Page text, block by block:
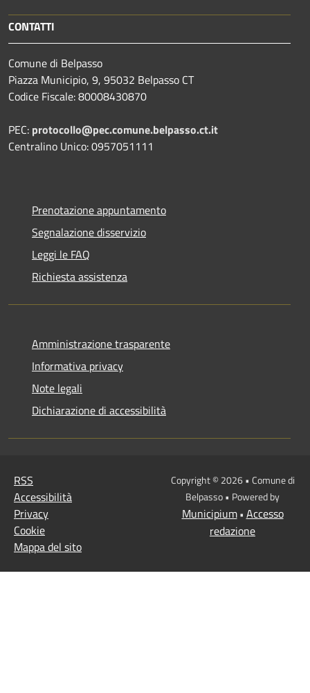
CONTATTI
Comune di Belpasso
Piazza Municipio, 9, 95032 Belpasso CT
Codice Fiscale: 80008430870
PEC: protocollo@pec.comune.belpasso.ct.it
Centralino Unico: 0957051111
Prenotazione appuntamento
Segnalazione disservizio
Leggi le FAQ
Richiesta assistenza
Amministrazione trasparente
Informativa privacy
Note legali
Dichiarazione di accessibilità
RSS
Accessibilità
Privacy
Cookie
Mappa del sito
Copyright © 2026 • Comune di
Belpasso • Powered by
Municipium• Accesso
redazione